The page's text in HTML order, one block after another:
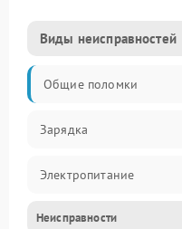
Виды неисправностей
Общие поломки
Зарядка
Электропитание
Экран и изображение
Неисправности